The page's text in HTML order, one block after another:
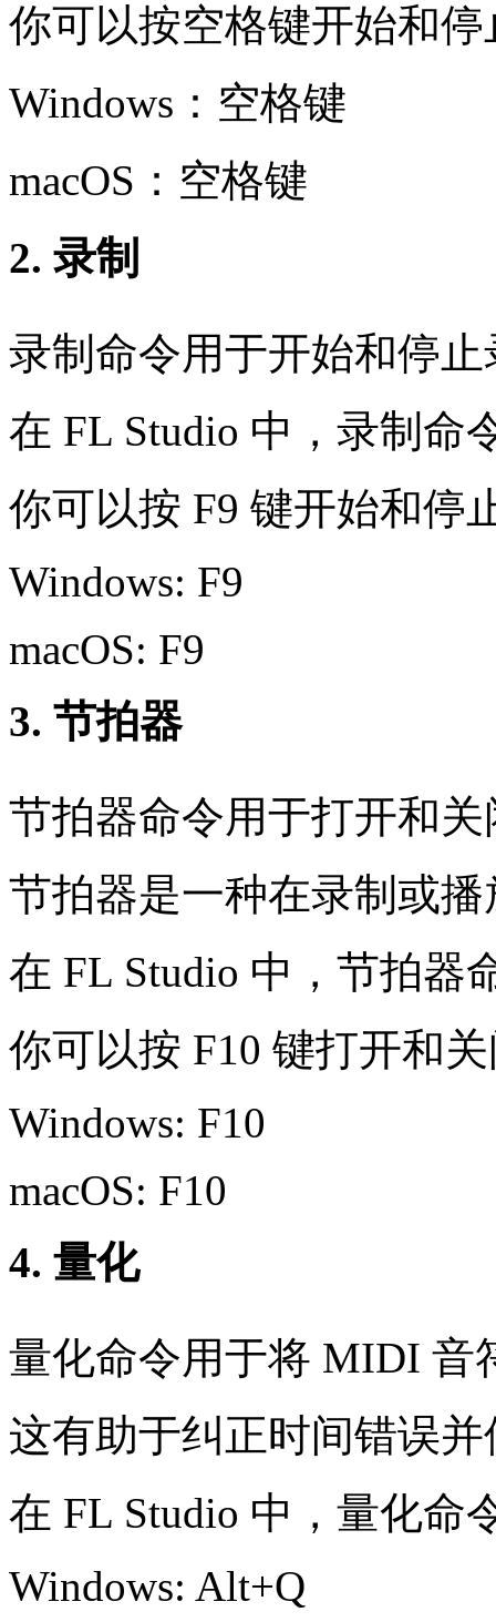
你可以按空格键开始和
Windows：空格键
macOS：空格键
2. 录制
录制命令用于开始和停止
在 FL Studio 中，录制命
你可以按 F9 键开始和停
Windows: F9
macOS: F9
3. 节拍器
节拍器命令用于打开和
节拍器是一种在录制或
在 FL Studio 中，节拍器
你可以按 F10 键打开和
Windows: F10
macOS: F10
4. 量化
量化命令用于将 MIDI 音
这有助于纠正时间错误
在 FL Studio 中，量化命
Windows: Alt+Q